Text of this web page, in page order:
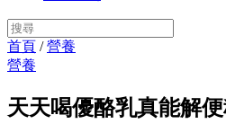
首頁 /營養
營養
天天喝優酪乳真能解